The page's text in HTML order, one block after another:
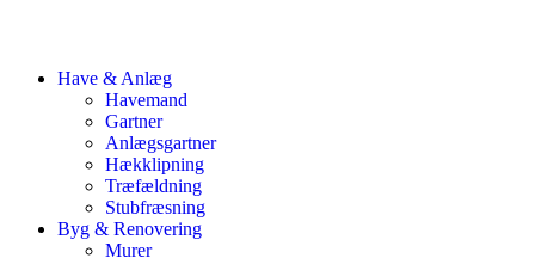
Have & Anlæg
Havemand
Gartner
Anlægsgartner
Hækklipning
Træfældning
Stubfræsning
Byg & Renovering
Murer